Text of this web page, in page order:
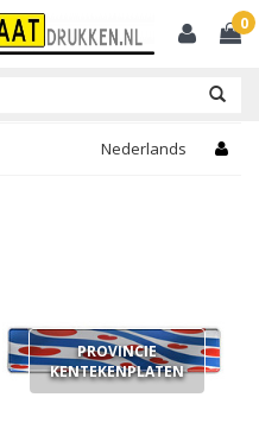
0
Nederlands
PROVINCIE
KENTEKENPLATEN